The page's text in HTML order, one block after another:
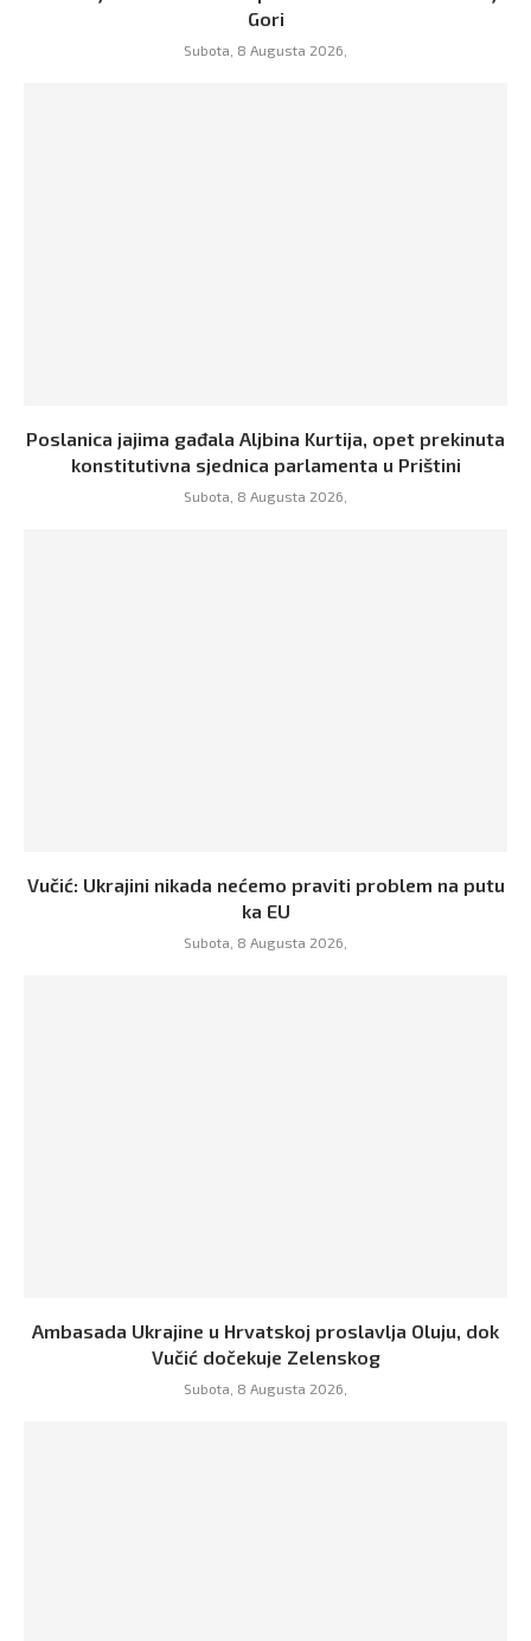
Gori
Subota, 8 Augusta 2026,
Poslanica jajima gađala Aljbina Kurtija, opet prekinuta
konstitutivna sjednica parlamenta u Prištini
Subota, 8 Augusta 2026,
Vučić: Ukrajini nikada nećemo praviti problem na putu
ka EU
Subota, 8 Augusta 2026,
Ambasada Ukrajine u Hrvatskoj proslavlja Oluju, dok
Vučić dočekuje Zelenskog
Subota, 8 Augusta 2026,